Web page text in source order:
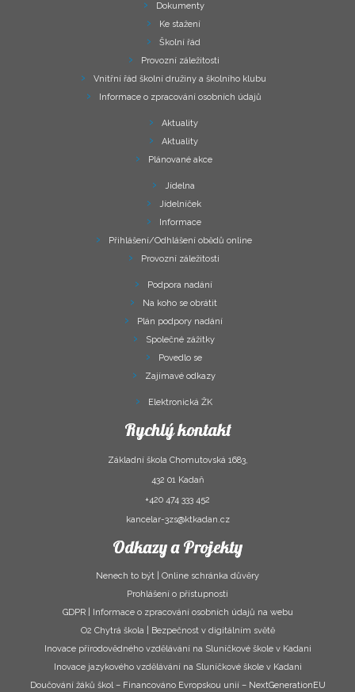
Dokumenty
Ke stažení
Školní řád
Provozní záležitosti
Vnitřní řád školní družiny a školního klubu
Informace o zpracování osobních údajů
Aktuality
Aktuality
Plánované akce
Jídelna
Jídelníček
Informace
Přihlášení/Odhlášení obědů online
Provozní záležitosti
Podpora nadání
Na koho se obrátit
Plán podpory nadání
Společné zážitky
Povedlo se
Zajímavé odkazy
Elektronická ŽK
Rychlý kontakt
Základní škola Chomutovská 1683,
432 01 Kadaň
+420 474 333 452
kancelar-3zs@ktkadan.cz
Odkazy a Projekty
Nenech to být | Online schránka důvěry
Prohlášení o přístupnosti
GDPR | Informace o zpracování osobních údajů na webu
O2 Chytrá škola | Bezpečnost v digitálním světě
Inovace přírodovědného vzdělávání na Sluníčkové škole v Kadani
Inovace jazykového vzdělávání na Sluníčkové škole v Kadani
Doučování žáků škol – Financováno Evropskou unií – NextGenerationEU